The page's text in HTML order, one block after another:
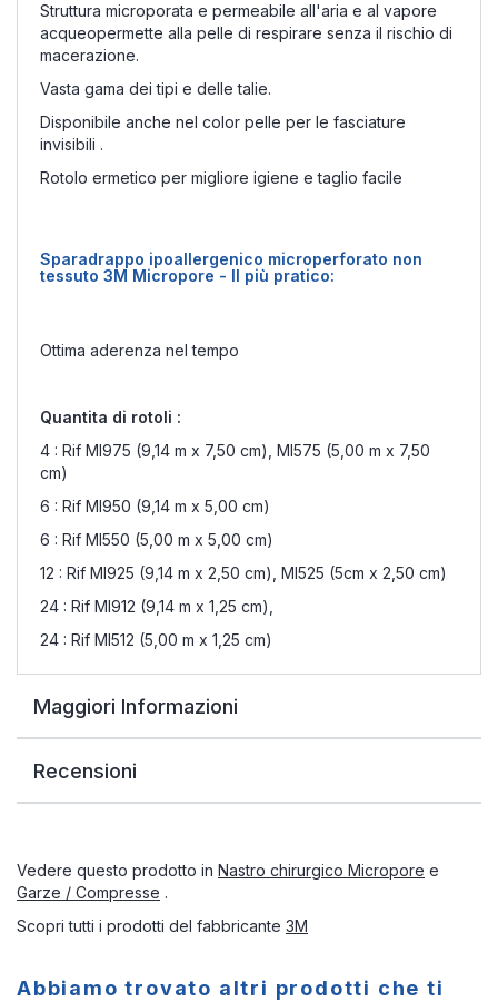
Struttura microporata e permeabile all'aria e al vapore
acqueopermette alla pelle di respirare senza il rischio di
macerazione.
Vasta gama dei tipi e delle talie.
Disponibile anche nel color pelle per le fasciature
invisibili .
Rotolo ermetico per migliore igiene e taglio facile
Sparadrappo ipoallergenico microperforato non
tessuto 3M Micropore - Il più pratico:
Ottima aderenza nel tempo
Quantita di rotoli :
4 : Rif MI975 (9,14 m x 7,50 cm), MI575 (5,00 m x 7,50
cm)
6 : Rif MI950 (9,14 m x 5,00 cm)
6 : Rif MI550 (5,00 m x 5,00 cm)
12 : Rif MI925 (9,14 m x 2,50 cm), MI525 (5cm x 2,50 cm)
24 : Rif MI912 (9,14 m x 1,25 cm),
24 : Rif MI512 (5,00 m x 1,25 cm)
Maggiori Informazioni
Recensioni
Vedere questo prodotto in Nastro chirurgico Micropore e
Garze / Compresse .
Scopri tutti i prodotti del fabbricante 3M
Abbiamo trovato altri prodotti che ti